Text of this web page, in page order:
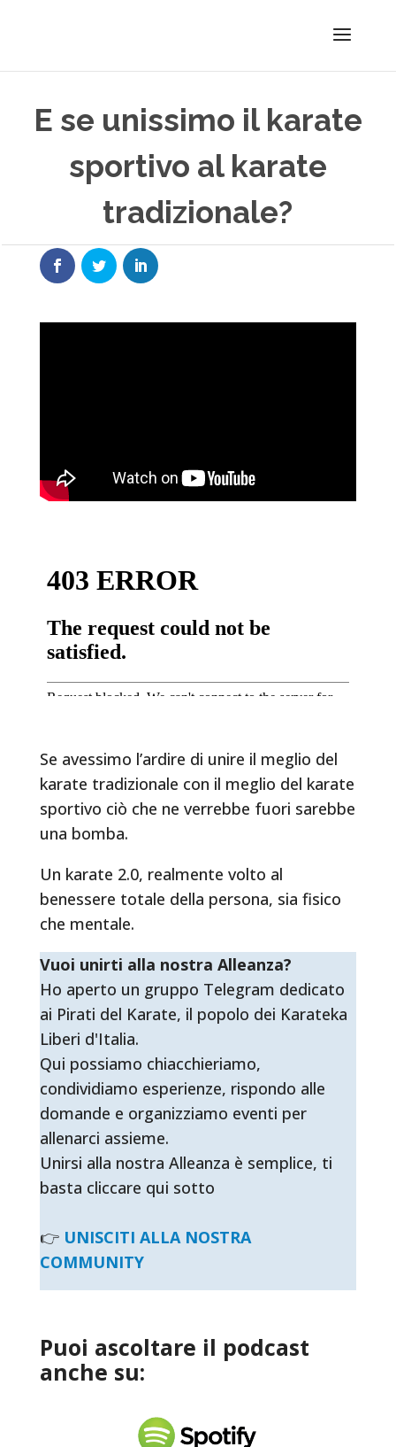
E se unissimo il karate
sportivo al karate
tradizionale?
Se avessimo l’ardire di unire il meglio del
karate tradizionale con il meglio del karate
sportivo ciò che ne verrebbe fuori sarebbe
una bomba.
Un karate 2.0, realmente volto al
benessere totale della persona, sia fisico
che mentale.
Vuoi unirti alla nostra Alleanza?
Ho aperto un gruppo Telegram dedicato
ai Pirati del Karate, il popolo dei Karateka
Liberi d'Italia.
Qui possiamo chiacchieriamo,
condividiamo esperienze, rispondo alle
domande e organizziamo eventi per
allenarci assieme.
Unirsi alla nostra Alleanza è semplice, ti
basta cliccare qui sotto
👉 UNISCITI ALLA NOSTRA
COMMUNITY
Puoi ascoltare il podcast
anche su: